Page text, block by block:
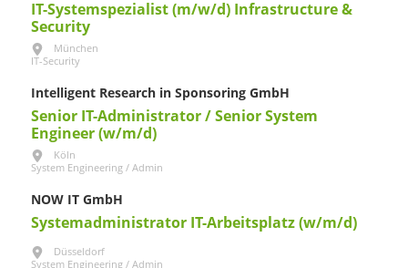
IT-Systemspezialist (m/w/d) Infrastructure &
Security
München
IT-Security
Intelligent Research in Sponsoring GmbH
Senior IT-Administrator / Senior System
Engineer (w/m/d)
Köln
System Engineering / Admin
NOW IT GmbH
Systemadministrator IT-Arbeitsplatz (w/m/d)
Düsseldorf
System Engineering / Admin